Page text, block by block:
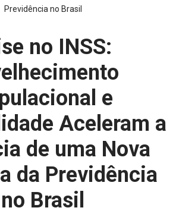
Previdência no Brasil
no INSS:
e
Aceleram a
de uma Nova
da Previdência
no Brasil